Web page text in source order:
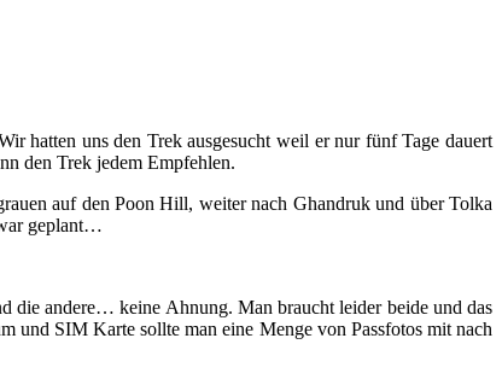
hatten uns den Trek ausgesucht weil er nur fünf Tage dauert
den Trek jedem Empfehlen.
auf den Poon Hill, weiter nach Ghandruk und über Tolka
geplant…
die andere… keine Ahnung. Man braucht leider beide und das
und SIM Karte sollte man eine Menge von Passfotos mit nach